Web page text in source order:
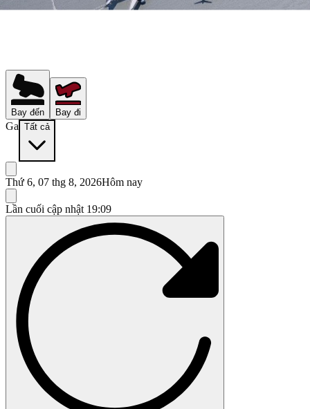
Bay đến Bay đi
Ga Tất cả
Thứ 6, 07 thg 8, 2026Hôm nay
Lần cuối cập nhật 19:09